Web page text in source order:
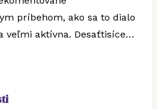
príbehom, ako sa to dialo
veľmi aktívna. Desaťtisíce…